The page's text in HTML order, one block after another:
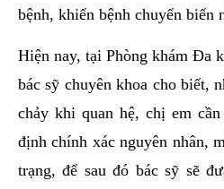
bệnh, khiến bệnh chuyển biến
Hiện nay, tại Phòng khám Đa
bác sỹ chuyên khoa cho biết,
chảy khi quan hệ, chị em
định chính xác nguyên nhân,
trạng, để sau đó bác sỹ sẽ